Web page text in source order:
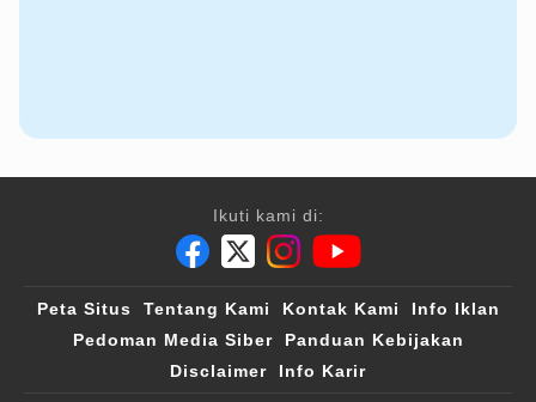
Ikuti kami di:
Peta Situs Tentang Kami Kontak Kami
Info Iklan
Pedoman Media Siber
Panduan Kebijakan
Disclaimer
Info Karir